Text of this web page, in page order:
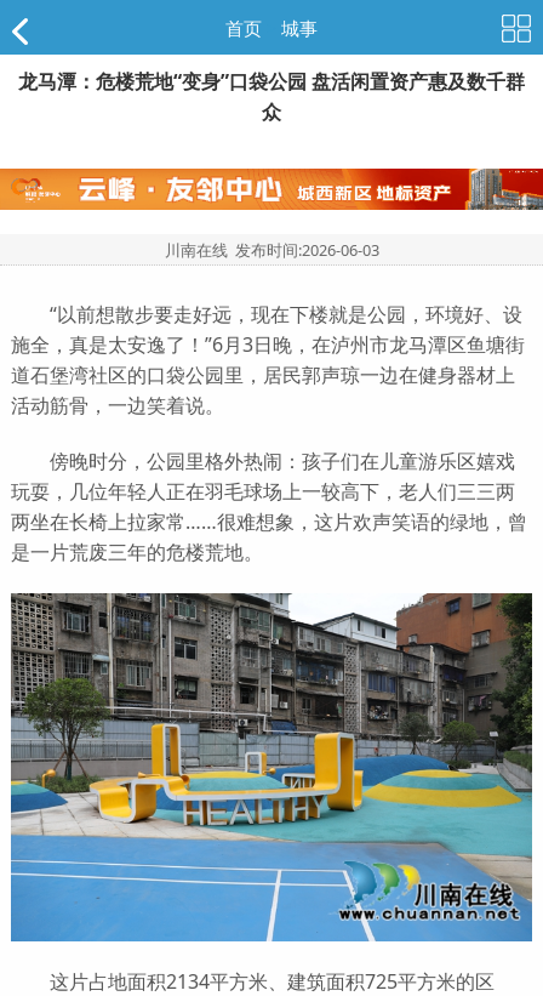
首页 城事
龙马潭：危楼荒地“变身”口袋公园 盘活闲置资产惠及数千群
众
川南在线 发布时间:2026-06-03
“以前想散步要走好远，现在下楼就是公园，环境好、设
施全，真是太安逸了！”6月3日晚，在泸州市龙马潭区鱼塘街
道石堡湾社区的口袋公园里，居民郭声琼一边在健身器材上
活动筋骨，一边笑着说。
傍晚时分，公园里格外热闹：孩子们在儿童游乐区嬉戏
玩耍，几位年轻人正在羽毛球场上一较高下，老人们三三两
两坐在长椅上拉家常……很难想象，这片欢声笑语的绿地，曾
是一片荒废三年的危楼荒地。
这片占地面积2134平方米、建筑面积725平方米的区